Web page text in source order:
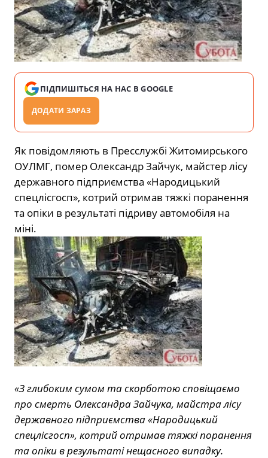
ПІДПИШІТЬСЯ НА НАС В GOOGLE
ДОДАТИ ЗАРАЗ
Як повідомляють в Пресслужбі Житомирського
ОУЛМГ, помер Олександр Зайчук, майстер лісу
державного підприємства «Народицький
спецлісгосп», котрий отримав тяжкі поранення
та опіки в результаті підриву автомобіля на
міні.
«З глибоким сумом та скорботою сповіщаємо
про смерть Олександра Зайчука, майстра лісу
державного підприємства «Народицький
спецлісгосп», котрий отримав тяжкі поранення
та опіки в результаті нещасного випадку.